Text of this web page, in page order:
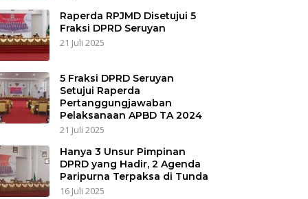
Raperda RPJMD Disetujui 5
Fraksi DPRD Seruyan
21 Juli 2025
5 Fraksi DPRD Seruyan
Setujui Raperda
Pertanggungjawaban
Pelaksanaan APBD TA 2024
21 Juli 2025
Hanya 3 Unsur Pimpinan
DPRD yang Hadir, 2 Agenda
Paripurna Terpaksa di Tunda
16 Juli 2025